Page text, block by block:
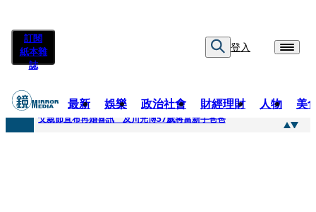
訂閱
紙本雜
誌
登入
最新 娛樂 政治社會 財經理財 人物 美
快訊
父親節宣布再婚喜訊 及川光博57歲將當新手爸爸